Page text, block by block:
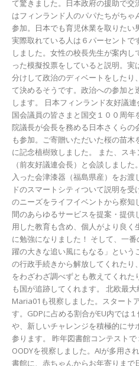
て驚きました。日本政府の援助で交
はフィンランド人のパパたちがち
参加。日本でも育児休業を取りたい
実際取れている人は６パーセントで
しました。女性の校長先生が案内
った模擬投票をしていると説明。
分けして政治のディベートをしたり
て決めるそうです。政治への参加
します。 日本フィンランド友好議
国会議員の皆さまと国交１００周
院議長が会長を務める日本さくらの
も参加。ご寄贈いただいた桜の苗
に記念植樹致しました。 また、ス
（前友好議連会長）と会談しまし
入った会津漆器（福島県産）をお
ドのスマートシティついて説明を
のニーズをライフイベントから察知
間のあらゆるサービスを提案・提
用した教育も含め、個人がより良く
に勉強になりました！ そして、一
躍の大きな追い風にもなる」という
の行政手続きから解放してくれたり
をわざわざ調べずとも教えてくれ
も国が追跡してくれます。 北欧最
Maria01も視察しました。スタート
す。GDPに占める割合がEU内では
や、新しいチャレンジを積極的に
参ります。 昨年図書館コンテスト
OODYを視察しました。AIが多用さ
書館に、赤ちゃんからお年寄りま